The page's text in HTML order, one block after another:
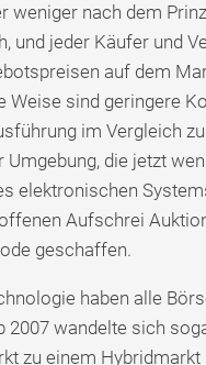
weniger nach dem
und jeder Käufer und
auf dem
Weise sind geringere
im Vergleich
die jetzt
elektronischen
Aufschrei
geschaffen.
haben alle
wandelte sich
zu einem